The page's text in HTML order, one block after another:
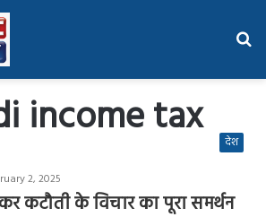
income tax देश
2, 2025
कर कटौती के विचार का पूरा समर्थन